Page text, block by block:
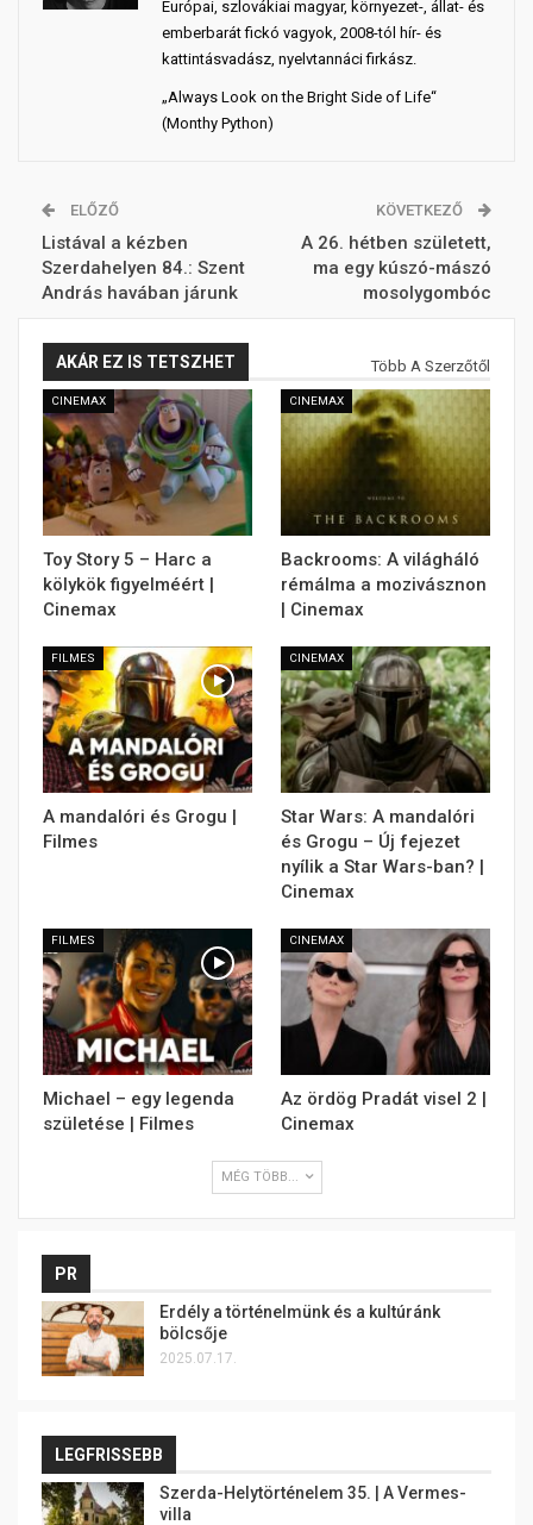
Európai, szlovákiai magyar, környezet-, állat- és
emberbarát fickó vagyok, 2008-tól hír- és
kattintásvadász, nyelvtannáci firkász.
„Always Look on the Bright Side of Life“
(Monthy Python)
ELŐZŐ
Listával a kézben
Szerdahelyen 84.: Szent
András havában járunk
KÖVETKEZŐ
A 26. hétben született,
ma egy kúszó-mászó
mosolygombóc
AKÁR EZ IS TETSZHET Több A Szerzőtől
CINEMAX
Toy Story 5 – Harc a
kölykök figyelméért |
Cinemax
CINEMAX
Backrooms: A világháló
rémálma a mozivásznon
| Cinemax
FILMES
A mandalóri és Grogu |
Filmes
CINEMAX
Star Wars: A mandalóri
és Grogu – Új fejezet
nyílik a Star Wars-ban? |
Cinemax
FILMES
Michael – egy legenda
születése | Filmes
CINEMAX
Az ördög Pradát visel 2 |
Cinemax
MÉG TÖBB...
PR
Erdély a történelmünk és a kultúránk
bölcsője
2025.07.17.
LEGFRISSEBB
Szerda-Helytörténelem 35. | A Vermes-
villa